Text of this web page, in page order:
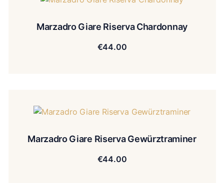
Marzadro Giare Riserva Chardonnay
€44.00
Marzadro Giare Riserva Gewürztraminer
€44.00